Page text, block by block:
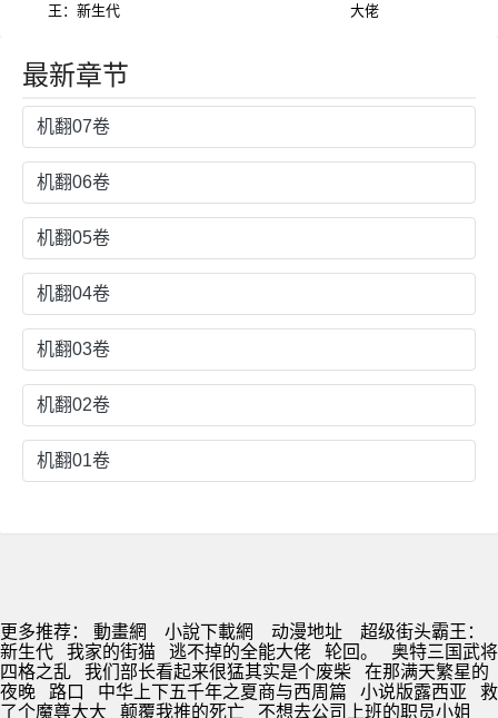
王：新生代
大佬
最新章节
机翻07卷
机翻06卷
机翻05卷
机翻04卷
机翻03卷
机翻02卷
机翻01卷
更多推荐： 動畫網 小說下載網 动漫地址
超级街头霸王：
新生代
我家的街猫 逃不掉的全能大佬 轮回。
奥特三国武将
四格之乱
我们部长看起来很猛其实是个废柴
在那满天繁星的
夜晚
路口 中华上下五千年之夏商与西周篇 小说版露西亚
救
了个魔尊大大
颠覆我推的死亡 不想去公司上班的职员小姐